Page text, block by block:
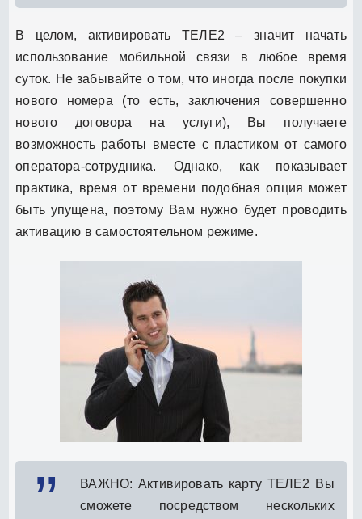
В целом, активировать ТЕЛЕ2 – значит начать
использование мобильной связи в любое время
суток. Не забывайте о том, что иногда после покупки
нового номера (то есть, заключения совершенно
нового договора на услуги), Вы получаете
возможность работы вместе с пластиком от самого
оператора-сотрудника. Однако, как показывает
практика, время от времени подобная опция может
быть упущена, поэтому Вам нужно будет проводить
активацию в самостоятельном режиме.
ВАЖНО: Активировать карту ТЕЛЕ2 Вы
сможете посредством нескольких